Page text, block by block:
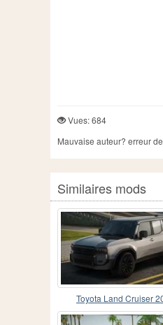
Vues: 684
Mauvaise auteur? erreur
Similaires mods
Toyota Land Cruiser